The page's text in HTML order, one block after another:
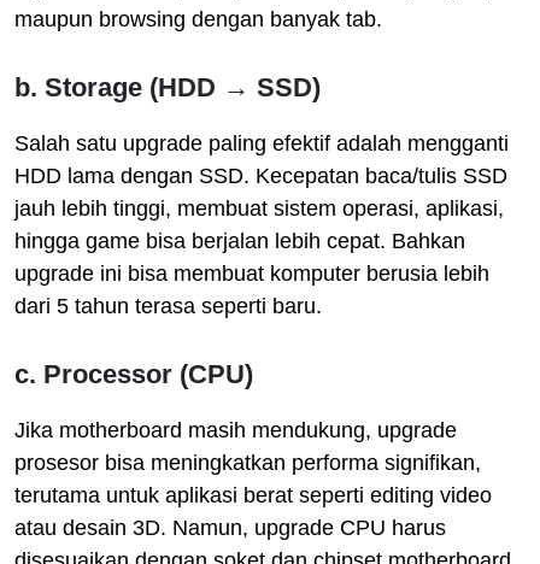
maupun browsing dengan banyak tab.
b. Storage (HDD → SSD)
Salah satu upgrade paling efektif adalah mengganti
HDD lama dengan SSD. Kecepatan baca/tulis SSD
jauh lebih tinggi, membuat sistem operasi, aplikasi,
hingga game bisa berjalan lebih cepat. Bahkan
upgrade ini bisa membuat komputer berusia lebih
dari 5 tahun terasa seperti baru.
c. Processor (CPU)
Jika motherboard masih mendukung, upgrade
prosesor bisa meningkatkan performa signifikan,
terutama untuk aplikasi berat seperti editing video
atau desain 3D. Namun, upgrade CPU harus